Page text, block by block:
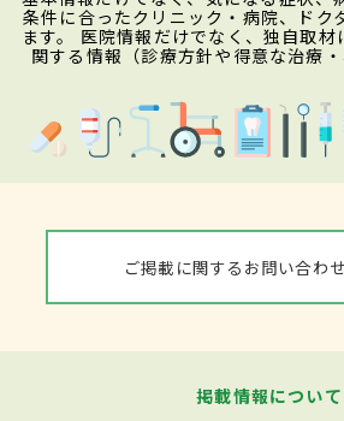
条件に合ったクリニック・病院、ドク
ます。 医院情報だけでなく、独自取材
関する情報（診療方針や得意な治療・
ご掲載に関するお問い合わ
掲載情報について